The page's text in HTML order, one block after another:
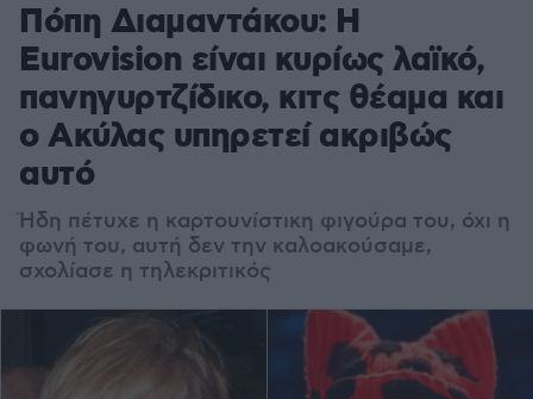
Πόπη Διαμαντάκου: Η
Eurovision είναι κυρίως λαϊκό,
πανηγυρτζίδικο, κιτς θέαμα και
ο Ακύλας υπηρετεί ακριβώς
αυτό
Ήδη πέτυχε η καρτουνίστικη φιγούρα του, όχι η
φωνή του, αυτή δεν την καλοακούσαμε,
σχολίασε η τηλεκριτικός